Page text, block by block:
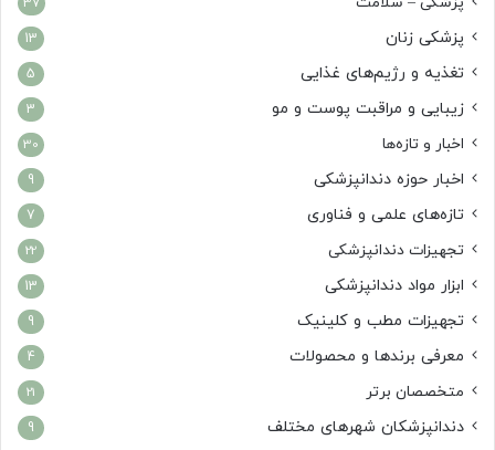
پزشکی زنان 13
تغذیه و رژیم‌های غذایی 5
زیبایی و مراقبت پوست و مو 3
اخبار و تازه‌ها 30
اخبار حوزه دندانپزشکی 9
تازه‌های علمی و فناوری 7
تجهیزات دندانپزشکی 22
ابزار مواد دندانپزشکی 13
تجهیزات مطب و کلینیک 9
معرفی برندها و محصولات 4
متخصصان برتر 21
دندانپزشکان شهرهای مختلف 9